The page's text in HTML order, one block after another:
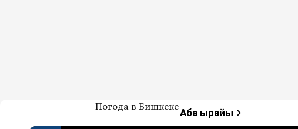
7-канал. Жаңылыктар —
Жаңылыктар — Кыргызстан
Погода в БишкекеАба ырайы